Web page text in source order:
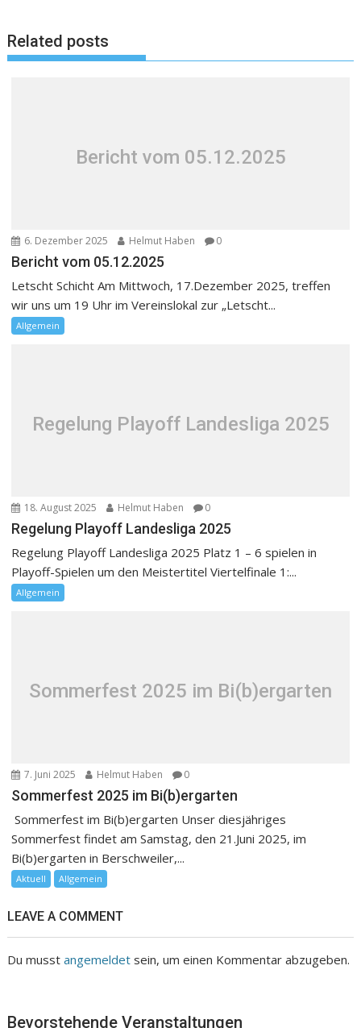
Related posts
Bericht vom 05.12.2025
6. Dezember 2025 Helmut Haben 0
Bericht vom 05.12.2025
Letscht Schicht Am Mittwoch, 17.Dezember 2025, treffen
wir uns um 19 Uhr im Vereinslokal zur „Letscht...
Allgemein
Regelung Playoff Landesliga 2025
18. August 2025 Helmut Haben 0
Regelung Playoff Landesliga 2025
Regelung Playoff Landesliga 2025 Platz 1 – 6 spielen in
Playoff-Spielen um den Meistertitel Viertelfinale 1:...
Allgemein
Sommerfest 2025 im Bi(b)ergarten
7. Juni 2025 Helmut Haben 0
Sommerfest 2025 im Bi(b)ergarten
Sommerfest im Bi(b)ergarten Unser diesjähriges
Sommerfest findet am Samstag, den 21.Juni 2025, im
Bi(b)ergarten in Berschweiler,...
Aktuell Allgemein
LEAVE A COMMENT
Du musstangemeldet sein, um einen Kommentar abzugeben.
Bevorstehende Veranstaltungen